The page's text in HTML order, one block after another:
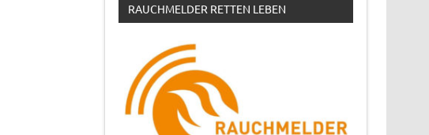
RAUCHMELDER RETTEN LEBEN